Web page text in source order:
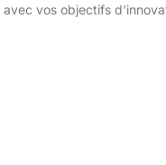
vos objectifs